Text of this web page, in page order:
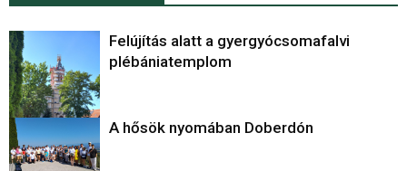
Felújítás alatt a gyergyócsomafalvi
plébániatemplom
A hősök nyomában Doberdón